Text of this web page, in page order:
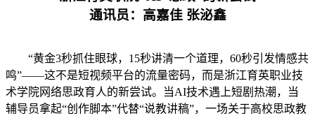
通讯员：高嘉佳 张泌鑫
“黄金3秒抓住眼球，15秒讲清一个道理，60秒引发情感共
鸣”——这不是短视频平台的流量密码，而是浙江育英职业技
术学院网络思政育人的新尝试。当AI技术遇上短剧热潮，当
辅导员拿起“创作脚本”代替“说教讲稿”，一场关于高校思政教